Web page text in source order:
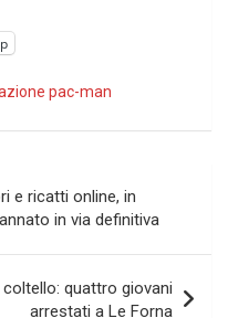
pac-man
e ricatti online, in
in via definitiva
quattro giovani
arrestati a Le Forna